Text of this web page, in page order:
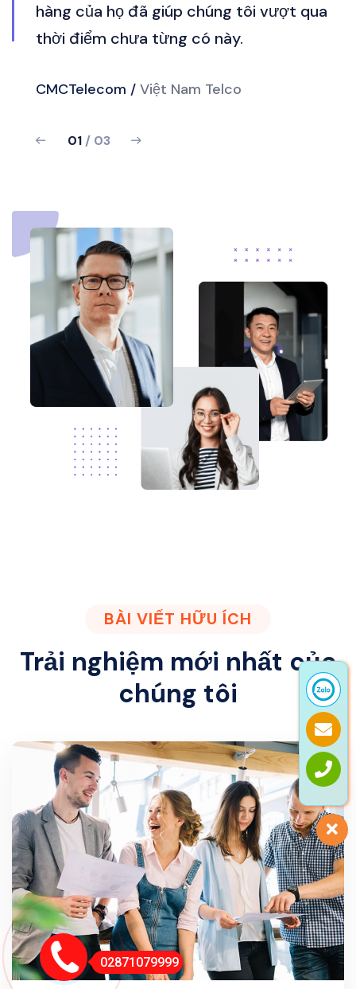
hàng của họ đã giúp chúng tôi vượt qua
thời điểm chưa từng có này.
Viettel Telecom/Việt Nam
02 / 03
BÀI VIẾT HỮU ÍCH
Trải nghiệm mới nhất của
chúng tôi
02871079999